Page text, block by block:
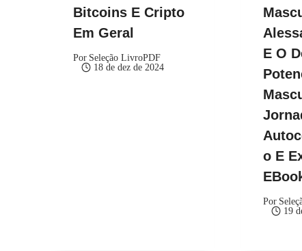
Bitcoins E Cripto
Em Geral
Por Seleção LivroPDF
18 de dez de 2024
E O
O E
Por
19